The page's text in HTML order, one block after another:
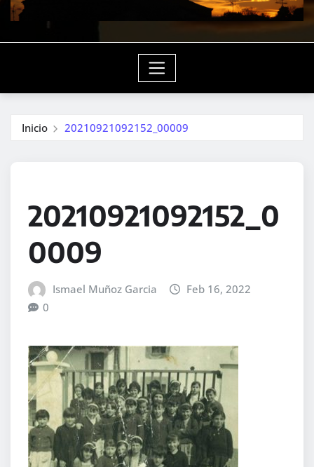
Inicio 20210921092152_00009
20210921092152_0
0009
Ismael Muñoz Garcia
Feb 16, 2022
0